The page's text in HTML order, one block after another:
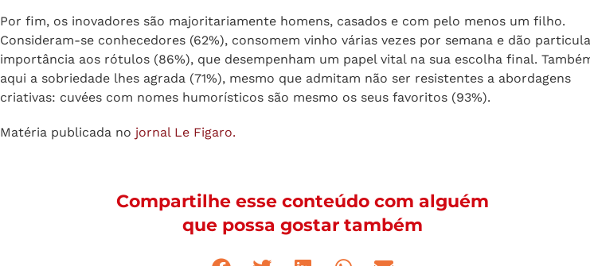
(61%). Na hora de escolher a garrafa, não olham muito para o rótulo, mesmo que geralmente
optem por um estilo tradicional. Para eles, a sobriedade continua a ser a palavra-chave (94%),
especialmente para os vinhos mais caros e qualquer que seja a ocasião de beber.
Por fim, os inovadores são majoritariamente homens, casados e com pelo menos um filho.
importância aos rótulos (86%), que desempenham um papel vital na sua escolha final. Também
Matéria publicada nojornal Le Figaro.